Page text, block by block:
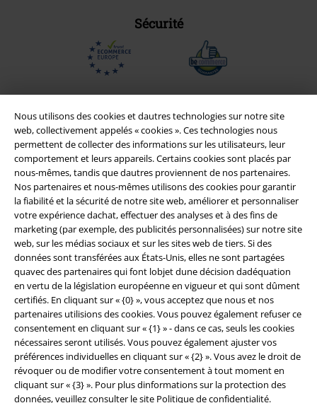
Nous utilisons des cookies et dautres technologies sur notre site
web, collectivement appelés « cookies ». Ces technologies nous
permettent de collecter des informations sur les utilisateurs, leur
comportement et leurs appareils. Certains cookies sont placés par
nous-mêmes, tandis que dautres proviennent de nos partenaires.
Nos partenaires et nous-mêmes utilisons des cookies pour garantir
la fiabilité et la sécurité de notre site web, améliorer et personnaliser
votre expérience dachat, effectuer des analyses et à des fins de
marketing (par exemple, des publicités personnalisées) sur notre site
web, sur les médias sociaux et sur les sites web de tiers. Si des
données sont transférées aux États-Unis, elles ne sont partagées
quavec des partenaires qui font lobjet dune décision dadéquation
en vertu de la législation européenne en vigueur et qui sont dûment
certifiés. En cliquant sur « {0} », vous acceptez que nous et nos
partenaires utilisions des cookies. Vous pouvez également refuser ce
consentement en cliquant sur « {1} » - dans ce cas, seuls les cookies
nécessaires seront utilisés. Vous pouvez également ajuster vos
préférences individuelles en cliquant sur « {2} ». Vous avez le droit de
révoquer ou de modifier votre consentement à tout moment en
cliquant sur « {3} ». Pour plus dinformations sur la protection des
données, veuillez consulter le site Politique de confidentialité.
Sécurité
Légal
Conditions générales
Éditeur
Clauses de confidentialité
Élimination des déchets et protection de l'environnement
Déclaration de Conformité